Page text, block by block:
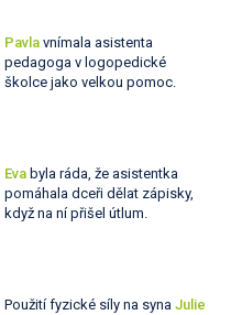
Pavla vnímala asistenta
pedagoga v logopedické
školce jako velkou pomoc.
Eva byla ráda, že asistentka
pomáhala dceři dělat zápisky,
když na ní přišel útlum.
Použití fyzické síly na syna Julie